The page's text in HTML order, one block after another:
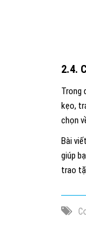
2.4.
Trong
kẹo,
chọn
Bài
giúp
trao